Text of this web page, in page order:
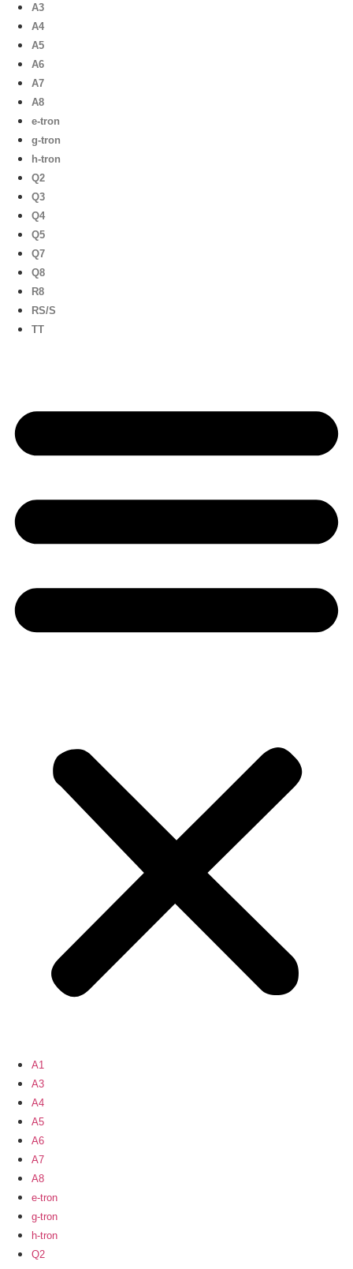
A3
A4
A5
A6
A7
A8
e-tron
g-tron
h-tron
Q2
Q3
Q4
Q5
Q7
Q8
R8
RS/S
TT
A1
A3
A4
A5
A6
A7
A8
e-tron
g-tron
h-tron
Q2